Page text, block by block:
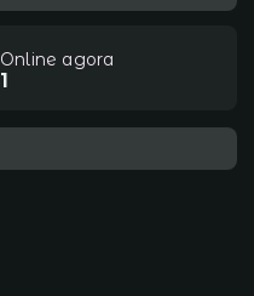
Online agora
1